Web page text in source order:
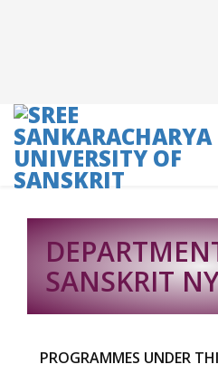
SANSKRIT
PROGRAMMES UNDER